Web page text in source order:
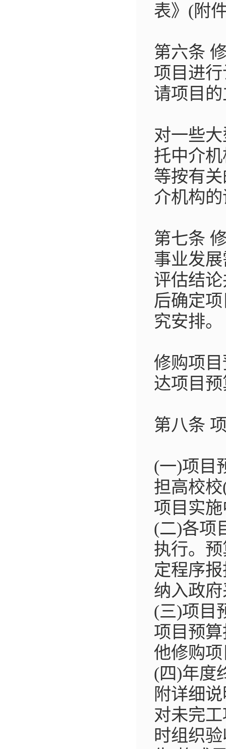
表》(附
第六条
项目进
请项目
对一些
托中介
等按有
介机构
第七条
事业发
评估结
后确定
究安排。
修购项
达项目
第八条
(一)项目
担高校
项目实
(二)各项
执行。
定程序
纳入政
(三)项目
项目预
他修购
(四)年度
附详细
对未完
时组织